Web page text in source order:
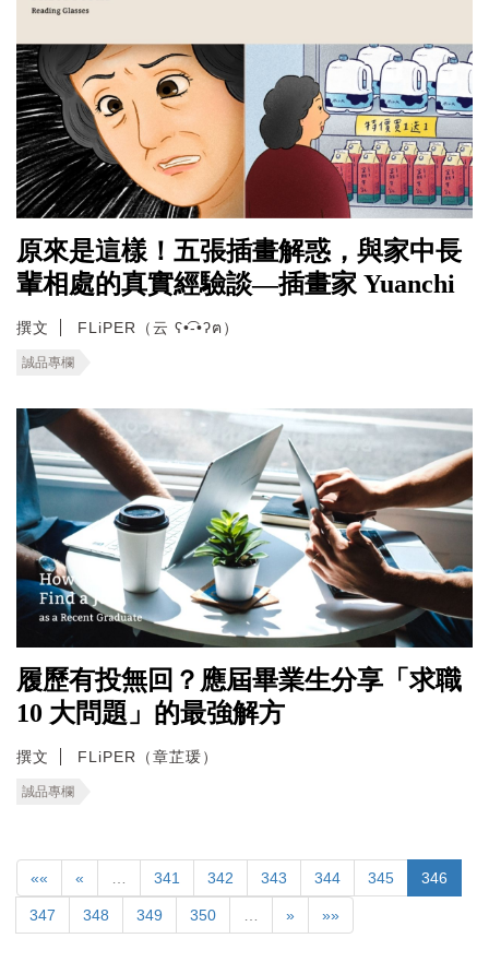
原來是這樣！五張插畫解惑，與家中長
輩相處的真實經驗談—插畫家 Yuanchi
撰文 FLiPER（云 ʕ•͡-•ʔฅ）
誠品專欄
履歷有投無回？應屆畢業生分享「求職
10 大問題」的最強解方
撰文 FLiPER（章芷瑗）
誠品專欄
«« « 341 342 343 344 345 346
347 348 349 350 » »»